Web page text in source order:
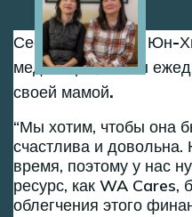
Сестры Сон-Хи и Юн-
медсестры, чтобы
своей мамой.
Мы хотим, чтобы она
счастлива и
время, поэтому у нас
ресурс, как WA Cares,
облегчения этого